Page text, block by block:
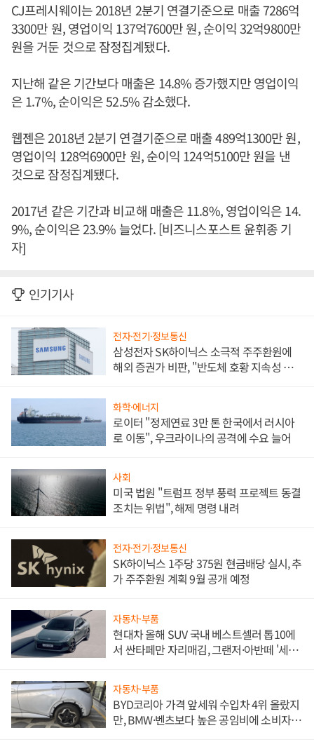
CJ프레시웨이는 2018년 2분기 연결기준으로 매출 7286억
3300만 원, 영업이익 137억7600만 원, 순이익 32억9800만
원을 거둔 것으로 잠정집계됐다.
지난해 같은 기간보다 매출은 14.8% 증가했지만 영업이익
은 1.7%, 순이익은 52.5% 감소했다.
웹젠은 2018년 2분기 연결기준으로 매출 489억1300만 원,
영업이익 128억6900만 원, 순이익 124억5100만 원을 낸
것으로 잠정집계됐다.
2017년 같은 기간과 비교해 매출은 11.8%, 영업이익은 14.
9%, 순이익은 23.9% 늘었다. [비즈니스포스트 윤휘종 기
자]
인기기사
전자·전기·정보통신
삼성전자 SK하이닉스 소극적 주주환원에
해외 증권가 비판, "반도체 호황 지속성 의
화학·에너지
로이터 "정제연료 3만 톤 한국에서 러시아
로 이동", 우크라이나의 공격에 수요 늘어
사회
미국 법원 "트럼프 정부 풍력 프로젝트 동결
조치는 위법", 해제 명령 내려
전자·전기·정보통신
SK하이닉스 1주당 375원 현금배당 실시, 추
가 주주환원 계획 9월 공개 예정
자동차·부품
현대차 올해 SUV 국내 베스트셀러 톱10에
서 싼타페만 자리매김, 그랜저·아반떼 '세단
자동차·부품
BYD코리아 가격 앞세워 수입차 4위 올랐지
만, BMW·벤츠보다 높은 공임비에 소비자